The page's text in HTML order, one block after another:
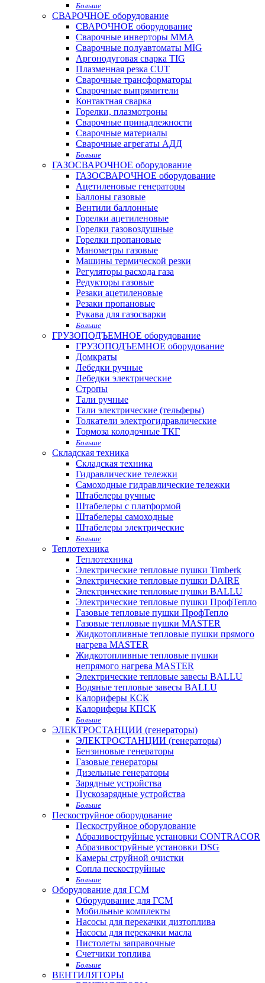
Больше
СВАРОЧНОЕ оборудование
СВАРОЧНОЕ оборудование
Сварочные инверторы MMA
Сварочные полуавтоматы MIG
Аргонодуговая сварка TIG
Плазменная резка CUT
Сварочные трансформаторы
Сварочные выпрямители
Контактная сварка
Горелки, плазмотроны
Сварочные принадлежности
Сварочные материалы
Сварочные агрегаты АДД
Больше
ГАЗОСВАРОЧНОЕ оборудование
ГАЗОСВАРОЧНОЕ оборудование
Ацетиленовые генераторы
Баллоны газовые
Вентили баллонные
Горелки ацетиленовые
Горелки газовоздушные
Горелки пропановые
Манометры газовые
Машины термической резки
Регуляторы расхода газа
Редукторы газовые
Резаки ацетиленовые
Резаки пропановые
Рукава для газосварки
Больше
ГРУЗОПОДЪЕМНОЕ оборудование
ГРУЗОПОДЪЕМНОЕ оборудование
Домкраты
Лебедки ручные
Лебедки электрические
Стропы
Тали ручные
Тали электрические (тельферы)
Толкатели электрогидравлические
Тормоза колодочные ТКГ
Больше
Складская техника
Складская техника
Гидравлические тележки
Самоходные гидравлические тележки
Штабелеры ручные
Штабелеры с платформой
Штабелеры самоходные
Штабелеры электрические
Больше
Теплотехника
Теплотехника
Электрические тепловые пушки Timberk
Электрические тепловые пушки DAIRE
Электрические тепловые пушки BALLU
Электрические тепловые пушки ПрофТепло
Газовые тепловые пушки ПрофТепло
Газовые тепловые пушки MASTER
Жидкотопливные тепловые пушки прямого
нагрева MASTER
Жидкотопливные тепловые пушки
непрямого нагрева MASTER
Электрические тепловые завесы BALLU
Водяные тепловые завесы BALLU
Калориферы КСК
Калориферы КПСК
Больше
ЭЛЕКТРОСТАНЦИИ (генераторы)
ЭЛЕКТРОСТАНЦИИ (генераторы)
Бензиновые генераторы
Газовые генераторы
Дизельные генераторы
Зарядные устройства
Пускозарядные устройства
Больше
Пескоструйное оборудование
Пескоструйное оборудование
Абразивоструйные установки CONTRACOR
Абразивоструйные установки DSG
Камеры струйной очистки
Сопла пескоструйные
Больше
Оборудование для ГСМ
Оборудование для ГСМ
Мобильные комплекты
Насосы для перекачки дизтоплива
Насосы для перекачки масла
Пистолеты заправочные
Счетчики топлива
Больше
ВЕНТИЛЯТОРЫ